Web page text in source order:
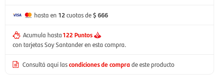
hasta en 12cuotas de$ 666
Acumula hasta122 Puntos
con tarjetas Soy Santander en esta compra.
Consultá aquí lascondiciones de comprade este producto